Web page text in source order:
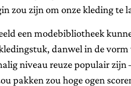
zou zijn om onze kleding te
een modebibliotheek
danwel in de
niveau reuze populair zijn
pakken zou hoge ogen